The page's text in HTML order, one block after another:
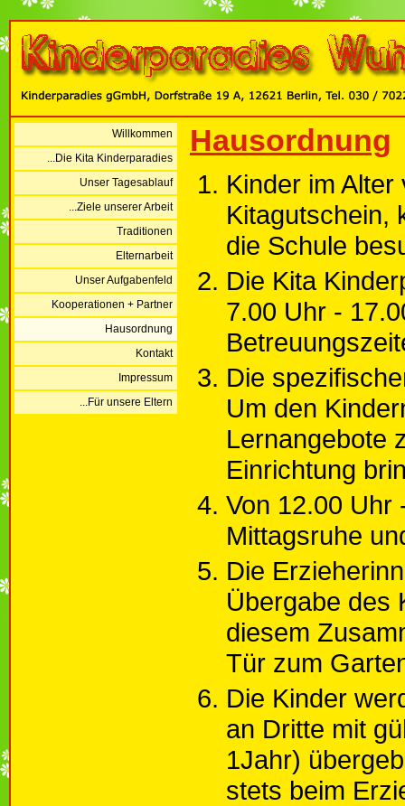
Willkommen
...Die Kita Kinderparadies
Unser Tagesablauf
...Ziele unserer Arbeit
Traditionen
Elternarbeit
Unser Aufgabenfeld
Kooperationen + Partner
Hausordnung
Kontakt
Impressum
...Für unsere Eltern
Hausordnung
Kinder im
Kitagutschein,
die Schule
Die Kita
7.00 Uhr -
Die
Um den
Lernangebote
Einrichtung
Von 12.00 Uhr
Mittagsruhe
Die
Übergabe des
diesem
Tür zum
Die Kinder
an Dritte mit
1Jahr)
stets beim